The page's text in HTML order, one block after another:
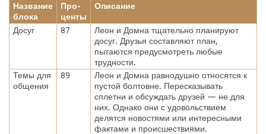
Название
блока
Про-
центы
Описание
Досуг 87
Леон и Домна тщательно планируют
досуг. Друзья составляют план,
пытаются предусмотреть любые
трудности.
Темы для
общения
89
Леон и Домна равнодушно относятся к
пустой болтовне. Пересказывать
сплетни и обсуждать друзей — не для
них. Однако они с удовольствием
делятся новостями или интересными
фактами и происшествиями.